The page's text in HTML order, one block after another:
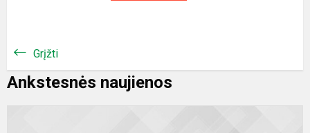
Grįžti
Ankstesnės naujienos